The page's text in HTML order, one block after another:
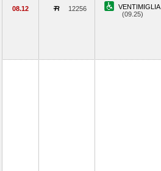
08.12 12256
VENTIMIGLIA
(09.25)